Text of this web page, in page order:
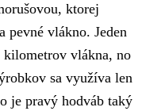
ktorej
pevné vlákno. Jeden
vlákna, no
sa využíva len
je pravý hodváb taký